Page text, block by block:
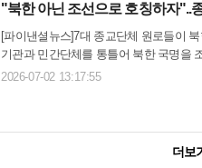
"북한 아닌 조선으로 호칭하자"..
[파이낸셜뉴스]7대 종교단체 원로들이
기관과 민간단체를 통틀어 북한 국명을
음이다.그동안 정동영 통일부 장관은 공
2026-07-02 13:17:55
더보기